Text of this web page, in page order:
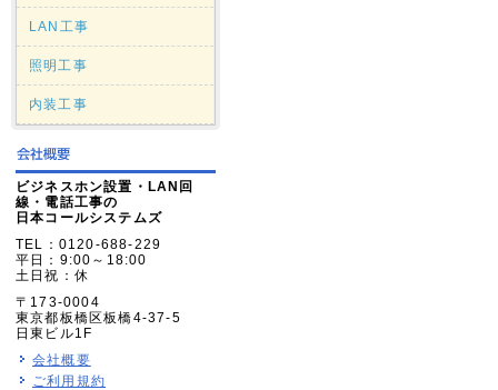
LAN工事
照明工事
内装工事
ビジネスホン設置・LAN回
線・電話工事の
日本コールシステムズ
TEL：0120-688-229
平日：9:00～18:00
土日祝：休
〒173-0004
東京都板橋区板橋4-37-5
日東ビル1F
会社概要
ご利用規約